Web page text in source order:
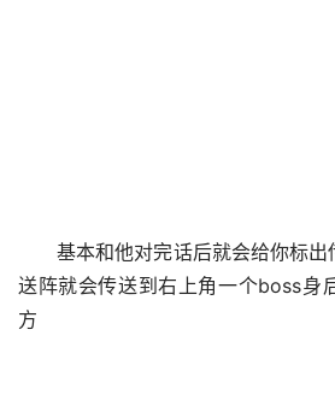
基本和他对完话后就会给你标
送阵就会传送到右上角一个boss身
方